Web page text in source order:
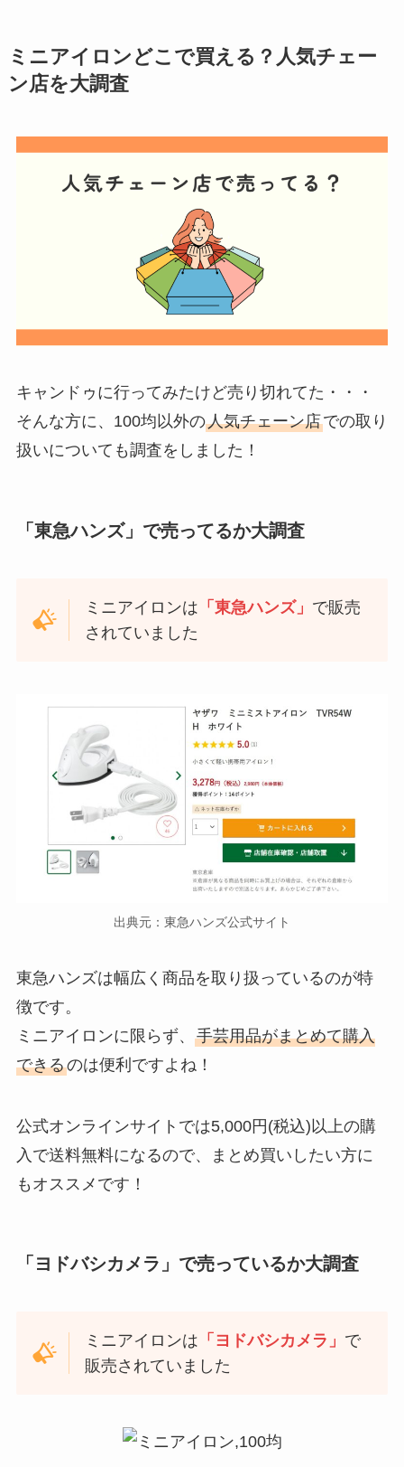
ミニアイロンどこで買える？人気チェー
ン店を大調査
キャンドゥに行ってみたけど売り切れてた・・・
そんな方に、100均以外の人気チェーン店での取り
扱いについても調査をしました！
「東急ハンズ」で売ってるか大調査
ミニアイロンは 「東急ハンズ」 で販売
されていました
出典元：東急ハンズ公式サイト
東急ハンズは幅広く商品を取り扱っているのが特
徴です。
ミニアイロンに限らず、 手芸用品がまとめて購入
できるのは便利ですよね！
公式オンラインサイトでは5,000円(税込)以上の購
入で送料無料になるので、まとめ買いしたい方に
もオススメです！
「ヨドバシカメラ」で売っているか大調査
ミニアイロンは 「ヨドバシカメラ」 で
販売されていました